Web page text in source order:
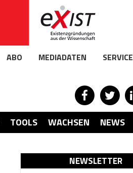
ABO MEDIADATEN SERVICE
TOOLS WACHSEN NEWS
NEWSLETTER